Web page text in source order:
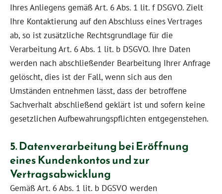
Ihres Anliegens gemäß Art. 6 Abs. 1 lit. f DSGVO. Zielt
Ihre Kontaktierung auf den Abschluss eines Vertrages
ab, so ist zusätzliche Rechtsgrundlage für die
Verarbeitung Art. 6 Abs. 1 lit. b DSGVO. Ihre Daten
werden nach abschließender Bearbeitung Ihrer Anfrage
gelöscht, dies ist der Fall, wenn sich aus den
Umständen entnehmen lässt, dass der betroffene
Sachverhalt abschließend geklärt ist und sofern keine
gesetzlichen Aufbewahrungspflichten entgegenstehen.
5. Datenverarbeitung bei Eröffnung
eines Kundenkontos und zur
Vertragsabwicklung
Gemäß Art. 6 Abs. 1 lit. b DGSVO werden